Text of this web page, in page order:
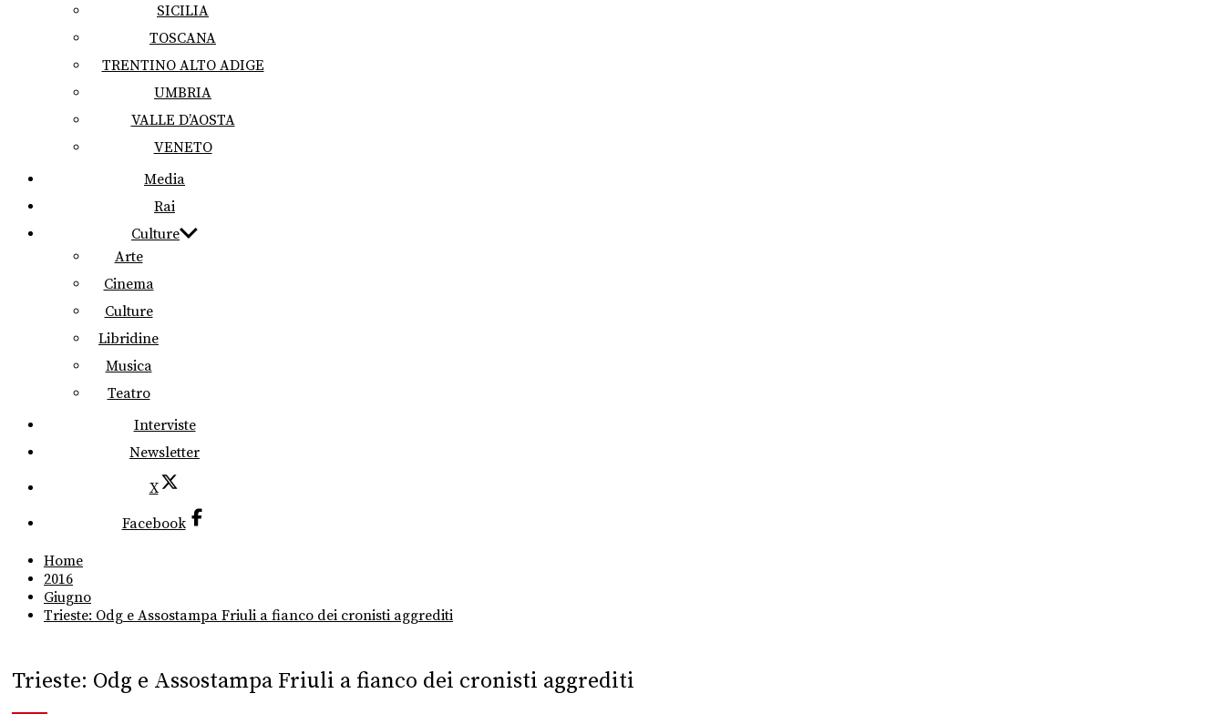
SICILIA
TOSCANA
TRENTINO ALTO ADIGE
UMBRIA
VALLE D’AOSTA
VENETO
Media
Rai
Culture
Arte
Cinema
Culture
Libridine
Musica
Teatro
Interviste
Newsletter
X
Facebook
Home
2016
Giugno
Trieste: Odg e Assostampa Friuli a fianco dei cronisti aggrediti
Trieste: Odg e Assostampa Friuli a fianco dei cronisti aggrediti